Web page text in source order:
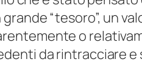
“tesoro”, un
o
da rintracciare e